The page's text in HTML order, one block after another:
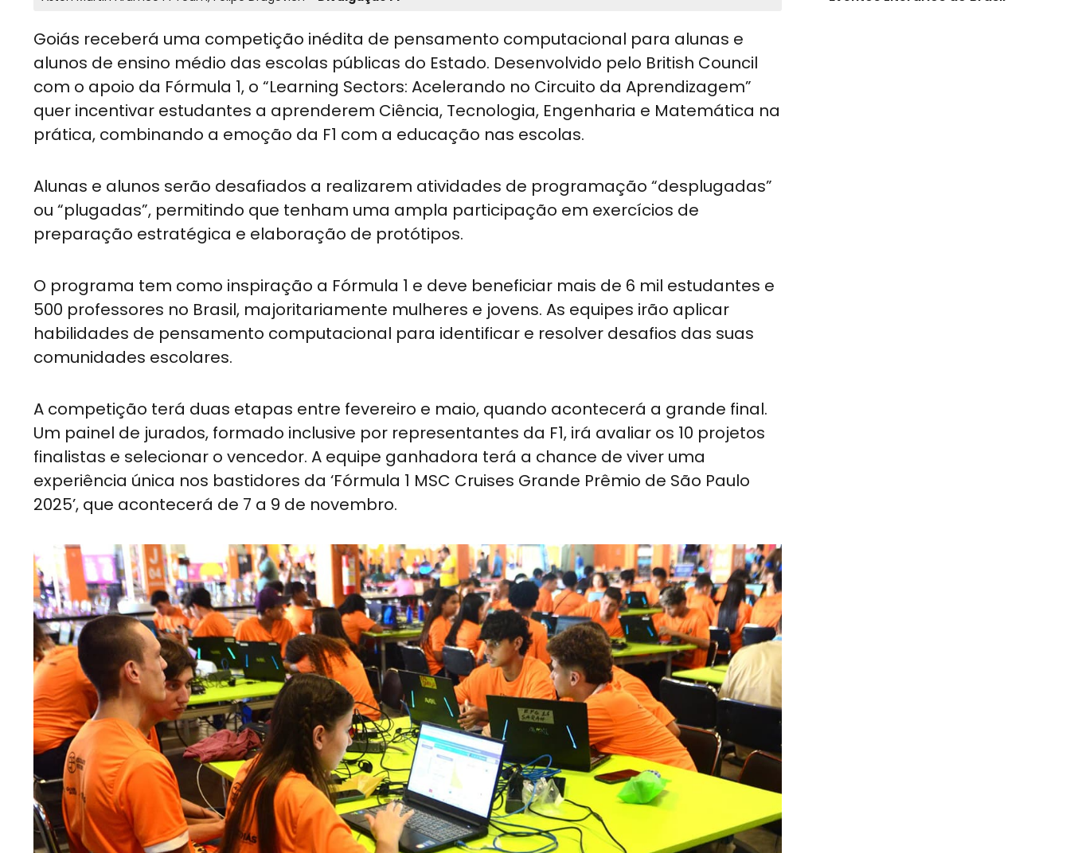
Goiás receberá uma competição inédita de pensamento computacional para alunas e
alunos de ensino médio das escolas públicas do Estado. Desenvolvido pelo British Council
com o apoio da Fórmula 1, o “Learning Sectors: Acelerando no Circuito da Aprendizagem”
quer incentivar estudantes a aprenderem Ciência, Tecnologia, Engenharia e Matemática na
prática, combinando a emoção da F1 com a educação nas escolas.
Alunas e alunos serão desafiados a realizarem atividades de programação “desplugadas”
ou “plugadas”, permitindo que tenham uma ampla participação em exercícios de
preparação estratégica e elaboração de protótipos.
O programa tem como inspiração a Fórmula 1 e deve beneficiar mais de 6 mil estudantes e
500 professores no Brasil, majoritariamente mulheres e jovens. As equipes irão aplicar
habilidades de pensamento computacional para identificar e resolver desafios das suas
comunidades escolares.
A competição terá duas etapas entre fevereiro e maio, quando acontecerá a grande final.
Um painel de jurados, formado inclusive por representantes da F1, irá avaliar os 10 projetos
finalistas e selecionar o vencedor. A equipe ganhadora terá a chance de viver uma
experiência única nos bastidores da ‘Fórmula 1 MSC Cruises Grande Prêmio de São Paulo
2025’, que acontecerá de 7 a 9 de novembro.